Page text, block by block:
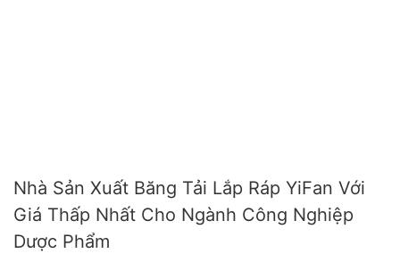
Nhà Sản Xuất Băng Tải Lắp Ráp YiFan Với
Giá Thấp Nhất Cho Ngành Công Nghiệp
Dược Phẩm